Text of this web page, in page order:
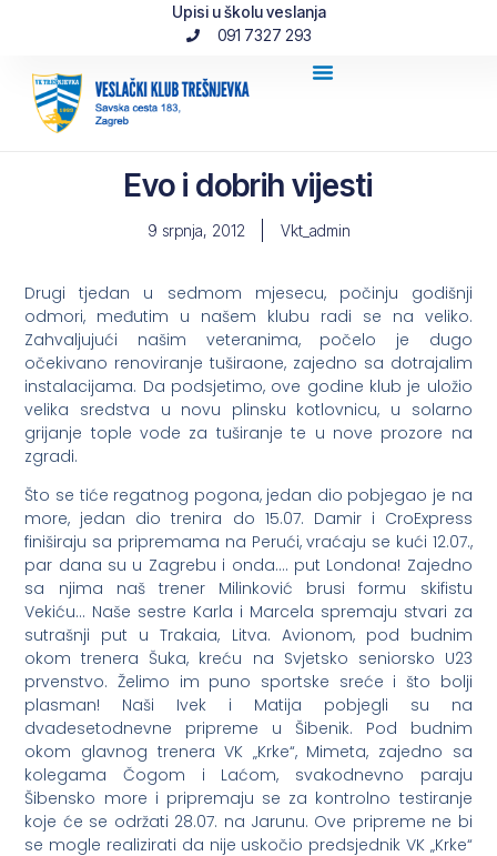
Upisi u školu veslanja
091 7327 293
Evo i dobrih vijesti
9 srpnja, 2012 Vkt_admin
Drugi tjedan u sedmom mjesecu, počinju godišnji
odmori, međutim u našem klubu radi se na veliko.
Zahvaljujući našim veteranima, počelo je dugo
očekivano renoviranje tuširaone, zajedno sa dotrajalim
instalacijama. Da podsjetimo, ove godine klub je uložio
velika sredstva u novu plinsku kotlovnicu, u solarno
grijanje tople vode za tuširanje te u nove prozore na
zgradi.
Što se tiće regatnog pogona, jedan dio pobjegao je na
more, jedan dio trenira do 15.07. Damir i CroExpress
finiširaju sa pripremama na Perući, vraćaju se kući 12.07.,
par dana su u Zagrebu i onda…. put Londona! Zajedno
sa njima naš trener Milinković brusi formu skifistu
Vekiću… Naše sestre Karla i Marcela spremaju stvari za
sutrašnji put u Trakaia, Litva. Avionom, pod budnim
okom trenera Šuka, kreću na Svjetsko seniorsko U23
prvenstvo. Želimo im puno sportske sreće i što bolji
plasman! Naši Ivek i Matija pobjegli su na
dvadesetodnevne pripreme u Šibenik. Pod budnim
okom glavnog trenera VK „Krke“, Mimeta, zajedno sa
kolegama Čogom i Laćom, svakodnevno paraju
Šibensko more i pripremaju se za kontrolno testiranje
koje će se održati 28.07. na Jarunu. Ove pripreme ne bi
se mogle realizirati da nije uskočio predsjednik VK „Krke“